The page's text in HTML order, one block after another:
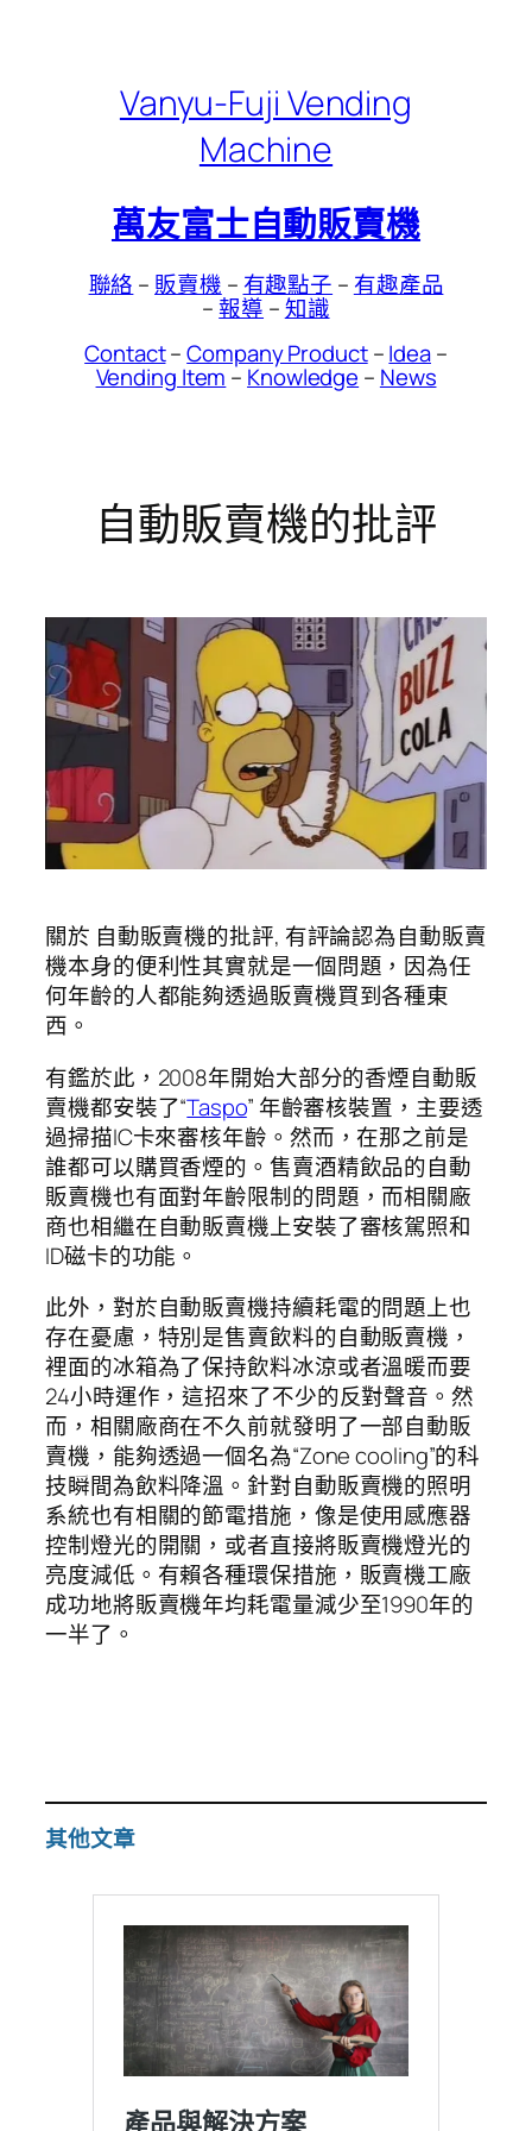
Vanyu-Fuji Vending
Machine
萬友富士自動販賣機
聯絡 – 販賣機 – 有趣點子 – 有趣產品
–報導 –知識
Contact–Company Product–Idea–
Vending Item – Knowledge – News
自動販賣機的批評
關於 自動販賣機的批評, 有評論認為自動販賣
機本身的便利性其實就是一個問題，因為任
何年齡的人都能夠透過販賣機買到各種東
西。
有鑑於此，2008年開始大部分的香煙自動販
賣機都安裝了“Taspo” 年齡審核裝置，主要透
過掃描IC卡來審核年齡。然而，在那之前是
誰都可以購買香煙的。售賣酒精飲品的自動
販賣機也有面對年齡限制的問題，而相關廠
商也相繼在自動販賣機上安裝了審核駕照和
ID磁卡的功能。
此外，對於自動販賣機持續耗電的問題上也
存在憂慮，特別是售賣飲料的自動販賣機，
裡面的冰箱為了保持飲料冰涼或者溫暖而要
24小時運作，這招來了不少的反對聲音。然
而，相關廠商在不久前就發明了一部自動販
賣機，能夠透過一個名為“Zone cooling”的科
技瞬間為飲料降溫。針對自動販賣機的照明
系統也有相關的節電措施，像是使用感應器
控制燈光的開關，或者直接將販賣機燈光的
亮度減低。有賴各種環保措施，販賣機工廠
成功地將販賣機年均耗電量減少至1990年的
一半了。
其他文章